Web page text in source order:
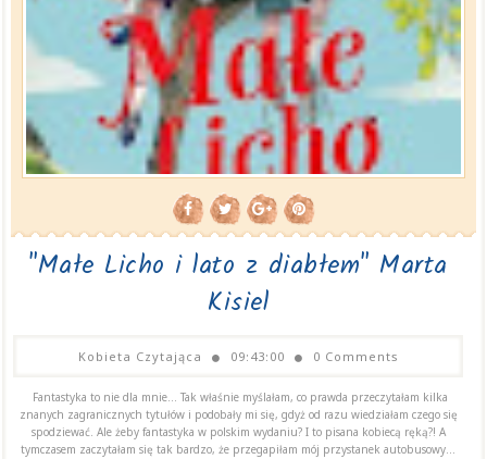
"Małe Licho i lato z diabłem" Marta
Kisiel
Kobieta Czytająca 09:43:00 0 Comments
Fantastyka to nie dla mnie… Tak właśnie myślałam, co prawda przeczytałam kilka
znanych zagranicznych tytułów i podobały mi się, gdyż od razu wiedziałam czego się
spodziewać. Ale żeby fantastyka w polskim wydaniu? I to pisana kobiecą ręką?! A
tymczasem zaczytałam się tak bardzo, że przegapiłam mój przystanek autobusowy...